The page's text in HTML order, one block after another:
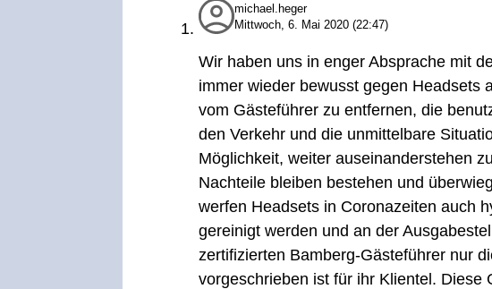
michael.heger
Mittwoch, 6. Mai 2020 (22:47)
Wir haben uns in enger Absprache mit
immer wieder bewusst gegen Headsets
vom Gästeführer zu entfernen, die
den Verkehr und die unmittelbare
Möglichkeit, weiter auseinanderstehen
Nachteile bleiben bestehen und
werfen Headsets in Coronazeiten auch
gereinigt werden und an der
zertifizierten Bamberg-Gästeführer nur
vorgeschrieben ist für ihr Klientel. Diese